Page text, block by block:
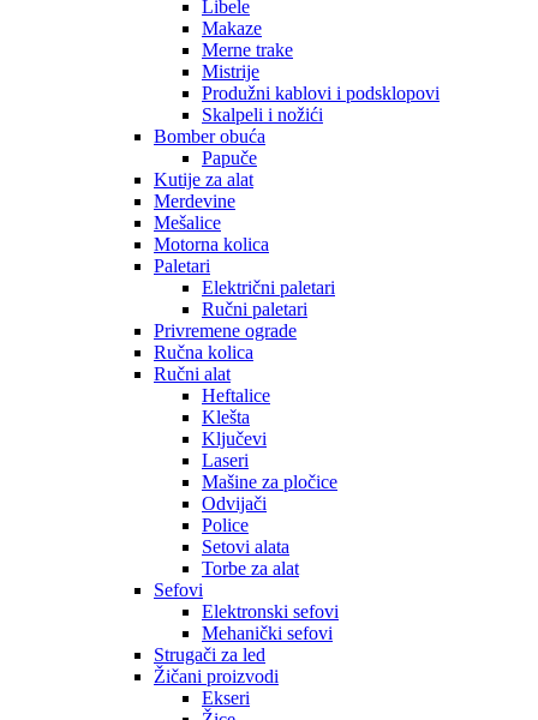
Libele
Makaze
Merne trake
Mistrije
Produžni kablovi i podsklopovi
Skalpeli i nožići
Bomber obuća
Papuče
Kutije za alat
Merdevine
Mešalice
Motorna kolica
Paletari
Električni paletari
Ručni paletari
Privremene ograde
Ručna kolica
Ručni alat
Heftalice
Klešta
Ključevi
Laseri
Mašine za pločice
Odvijači
Police
Setovi alata
Torbe za alat
Sefovi
Elektronski sefovi
Mehanički sefovi
Strugači za led
Žičani proizvodi
Ekseri